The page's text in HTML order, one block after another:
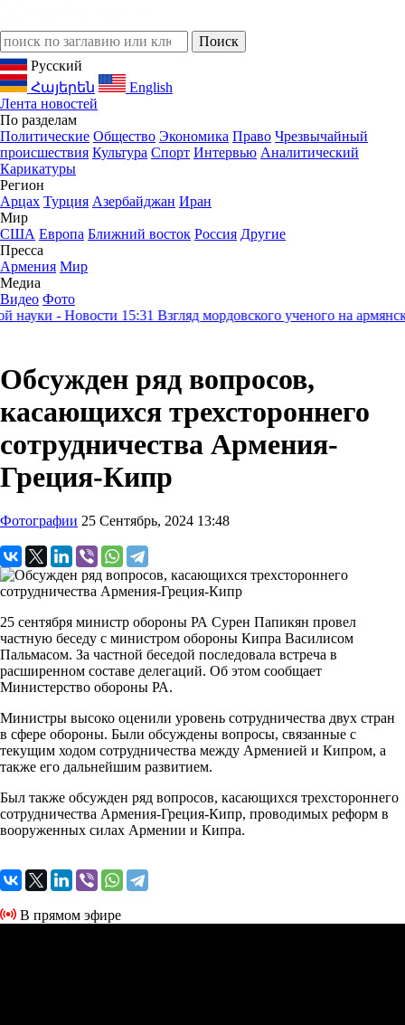
Русский
Հայերեն
English
Лента новостей
По разделам
Политические Общество Экономика Право Чрезвычайный
происшествия Культура Спорт Интервью Аналитический
Карикатуры
Регион
Арцах Турция Азербайджан Иран
Мир
США Европа Ближний восток Россия Другие
Пресса
Армения Мир
Медиа
Видео Фото
- Новости15:31Взгляд мордовского ученого на
Обсужден ряд вопросов,
касающихся трехстороннего
сотрудничества Армения-
Греция-Кипр
Фотографии 25 Сентябрь, 2024 13:48
25 сентября министр обороны РА Сурен Папикян провел
частную беседу с министром обороны Кипра Василисом
Пальмасом. За частной беседой последовала встреча в
расширенном составе делегаций. Об этом сообщает
Министерство обороны РА.
Министры высоко оценили уровень сотрудничества двух стран
в сфере обороны. Были обсуждены вопросы, связанные с
текущим ходом сотрудничества между Арменией и Кипром, а
также его дальнейшим развитием.
Был также обсужден ряд вопросов, касающихся трехстороннего
сотрудничества Армения-Греция-Кипр, проводимых реформ в
вооруженных силах Армении и Кипра.
В прямом эфире